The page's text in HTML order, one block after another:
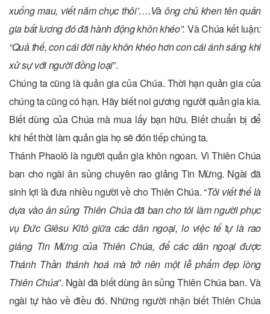
xuống mau, viết năm chục thôi’….Và ông chủ khen tên quản
gia bất lương đó đã hành động khôn khéo”. Và Chúa kết luận:
“Quả thế, con cái đời này khôn khéo hơn con cái ánh sáng khi
xử sự với người đồng loại”.
Chúng ta cũng là quản gia của Chúa. Thời hạn quản gia của
chúng ta cũng có hạn. Hãy biết noi gương người quản gia kia.
Biết dùng của Chúa mà mua lấy bạn hữu. Biết chuẩn bị để
khi hết thời làm quản gia họ sẽ đón tiếp chúng ta.
Thánh Phaolô là người quản gia khôn ngoan. Vì Thiên Chúa
ban cho ngài ân sủng chuyên rao giảng Tin Mừng. Ngài đã
sinh lợi là đưa nhiều người về cho Thiên Chúa. “Tôi viết thế là
dựa vào ân sủng Thiên Chúa đã ban cho tôi làm người phục
vụ Đức Giêsu Kitô giữa các dân ngoại, lo việc tế tự là rao
giảng Tin Mừng của Thiên Chúa, để các dân ngoại được
Thánh Thần thánh hoá mà trở nên một lễ phẩm đẹp lòng
Thiên Chúa”. Ngài đã biết dùng ân sủng Thiên Chúa ban. Và
ngài tự hào về điều đó. Những người nhận biết Thiên Chúa